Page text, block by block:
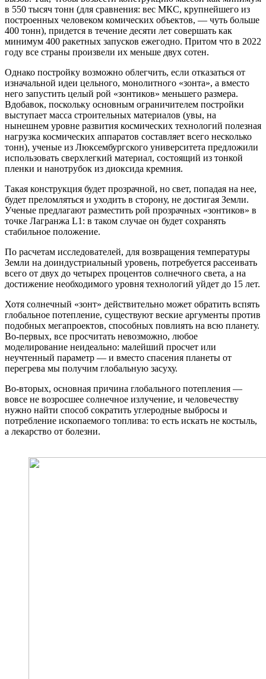
в 550 тысяч тонн (для сравнения: вес МКС, крупнейшего из
построенных человеком комических объектов, — чуть больше
400 тонн), придется в течение десяти лет совершать как
минимум 400 ракетных запусков ежегодно. Притом что в 2022
году все страны произвели их меньше двух сотен.
Однако постройку возможно облегчить, если отказаться от
изначальной идеи цельного, монолитного «зонта», а вместо
него запустить целый рой «зонтиков» меньшего размера.
Вдобавок, поскольку основным ограничителем постройки
выступает масса строительных материалов (увы, на
нынешнем уровне развития космических технологий полезная
нагрузка космических аппаратов составляет всего несколько
тонн), ученые из Люксембургского университета предложили
использовать сверхлегкий материал, состоящий из тонкой
пленки и нанотрубок из диоксида кремния.
Такая конструкция будет прозрачной, но свет, попадая на нее,
будет преломляться и уходить в сторону, не достигая Земли.
Ученые предлагают разместить рой прозрачных «зонтиков» в
точке Лагранжа L1: в таком случае он будет сохранять
стабильное положение.
По расчетам исследователей, для возвращения температуры
Земли на доиндустриальный уровень, потребуется рассеивать
всего от двух до четырех процентов солнечного света, а на
достижение необходимого уровня технологий уйдет до 15 лет.
Хотя солнечный «зонт» действительно может обратить вспять
глобальное потепление, существуют веские аргументы против
подобных мегапроектов, способных повлиять на всю планету.
Во-первых, все просчитать невозможно, любое
моделирование неидеально: малейший просчет или
неучтенный параметр — и вместо спасения планеты от
перегрева мы получим глобальную засуху.
Во-вторых, основная причина глобального потепления —
вовсе не возросшее солнечное излучение, и человечеству
нужно найти способ сократить углеродные выбросы и
потребление ископаемого топлива: то есть искать не костыль,
а лекарство от болезни.